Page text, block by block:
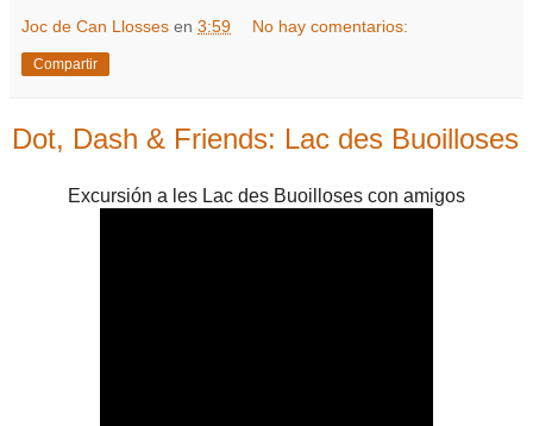
Joc de Can Llosses en 3:59 No hay comentarios:
Compartir
Dot, Dash & Friends: Lac des Buoilloses
Excursión a les Lac des Buoilloses con amigos